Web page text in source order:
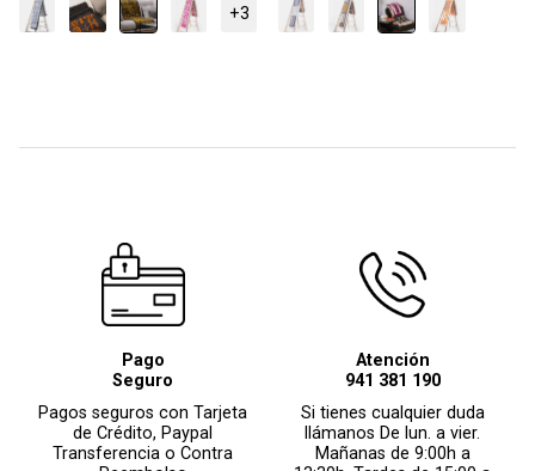
+3
Pago
Seguro
Pagos seguros con Tarjeta
de Crédito, Paypal
Transferencia o Contra
Atención
941 381 190
Si tienes cualquier duda
llámanos De lun. a vier.
Mañanas de 9:00h a